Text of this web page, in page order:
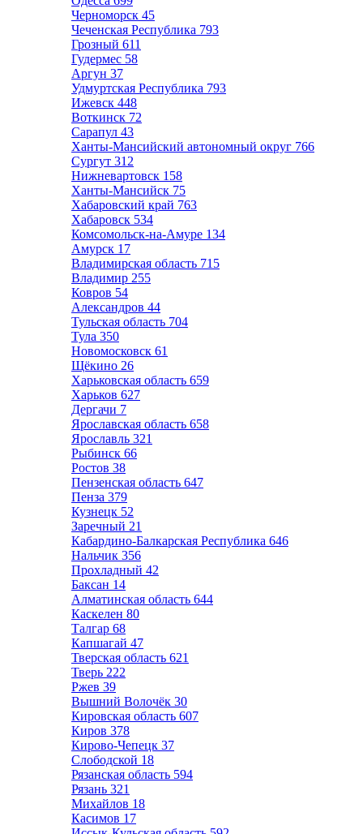
Черноморск 45
Чеченская Республика 793
Грозный 611
Гудермес 58
Аргун 37
Удмуртская Республика 793
Ижевск 448
Воткинск 72
Сарапул 43
Ханты-Мансийский автономный округ 766
Сургут 312
Нижневартовск 158
Ханты-Мансийск 75
Хабаровский край 763
Хабаровск 534
Комсомольск-на-Амуре 134
Амурск 17
Владимирская область 715
Владимир 255
Ковров 54
Александров 44
Тульская область 704
Тула 350
Новомосковск 61
Щёкино 26
Харьковская область 659
Харьков 627
Дергачи 7
Ярославская область 658
Ярославль 321
Рыбинск 66
Ростов 38
Пензенская область 647
Пенза 379
Кузнецк 52
Заречный 21
Кабардино-Балкарская Республика 646
Нальчик 356
Прохладный 42
Баксан 14
Алматинская область 644
Каскелен 80
Талгар 68
Капшагай 47
Тверская область 621
Тверь 222
Ржев 39
Вышний Волочёк 30
Кировская область 607
Киров 378
Кирово-Чепецк 37
Слободской 18
Рязанская область 594
Рязань 321
Михайлов 18
Касимов 17